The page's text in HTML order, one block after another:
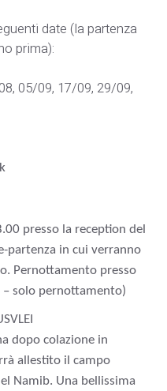
date (la partenza
prima):
05/09, 17/09, 29/09,
presso la reception del
partenza in cui verranno
Pernottamento presso
– solo pernottamento)
dopo colazione in
allestito il campo
Namib. Una bellissima